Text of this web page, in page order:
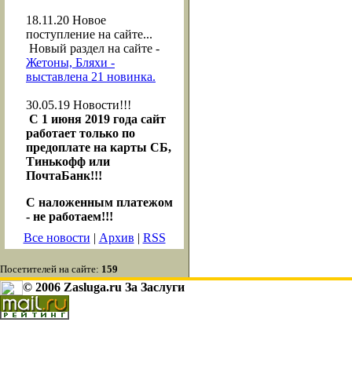
18.11.20 Новое
поступление на сайте...
Новый раздел на сайте -
Жетоны, Бляхи -
выставлена 21 новинка.
30.05.19 Новости!!!
С 1 июня 2019 года сайт
работает только по
предоплате на карты СБ,
Тинькофф или
ПочтаБанк!!!
С наложенным платежом
- не работаем!!!
Все новости | Архив | RSS
Посетителей на сайте: 159
© 2006 Zasluga.ru За Заслуги